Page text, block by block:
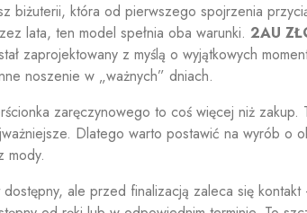
biżuterii, która od pierwszego spojrzenia
lata, ten model spełnia oba warunki. 2AU
zaprojektowany z myślą o wyjątkowych
noszenie w „ważnych” dniach.
zaręczynowego to coś więcej niż
Dlatego warto postawić na wyrób o
mody.
ale przed finalizacją zaleca się